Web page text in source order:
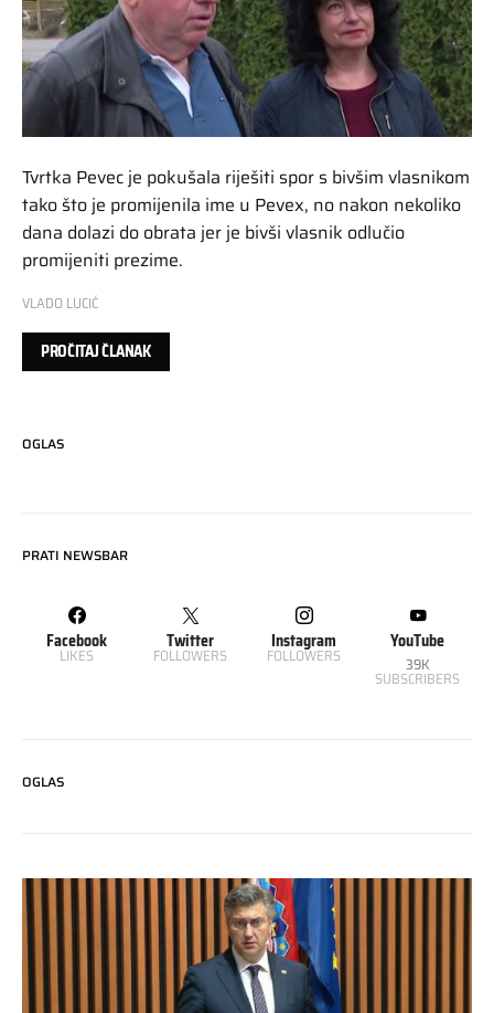
Tvrtka Pevec je pokušala riješiti spor s bivšim vlasnikom
tako što je promijenila ime u Pevex, no nakon nekoliko
dana dolazi do obrata jer je bivši vlasnik odlučio
promijeniti prezime.
VLADO LUCIĆ
PROČITAJ ČLANAK
OGLAS
PRATI NEWSBAR
Facebook
LIKES
Twitter
FOLLOWERS
Instagram
FOLLOWERS
YouTube
39K
SUBSCRIBERS
OGLAS